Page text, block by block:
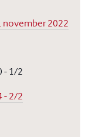
november 2022
- 1/2
- 2/2